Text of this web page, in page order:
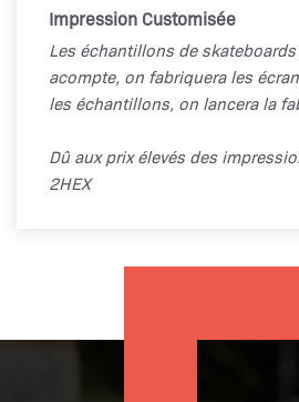
Impression Customisée
Les échantillons de
acompte, on fabriquera les
les échantillons, on lancera la
Dû aux prix élevés des
2HEX